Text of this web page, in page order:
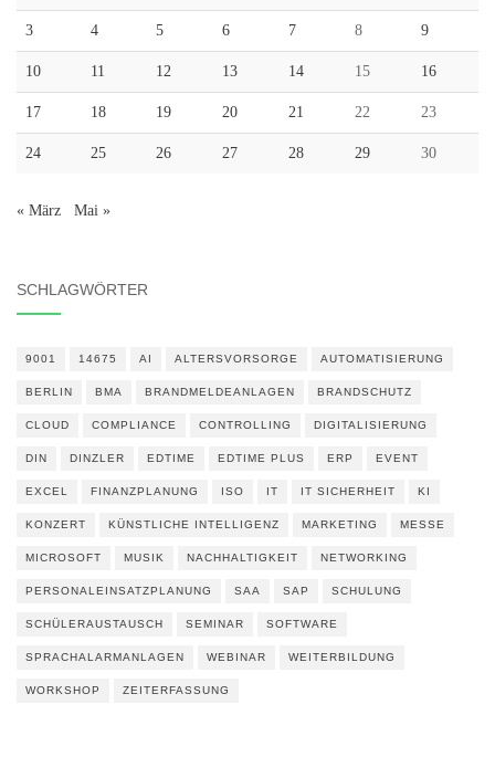
3 4 5 6 7 8 9
10 11 12 13 14 15 16
17 18 19 20 21 22 23
24 25 26 27 28 29 30
« März Mai »
SCHLAGWÖRTER
9001 14675 AI ALTERSVORSORGE AUTOMATISIERUNG
BERLIN BMA BRANDMELDEANLAGEN BRANDSCHUTZ
CLOUD COMPLIANCE CONTROLLING DIGITALISIERUNG
DIN DINZLER EDTIME EDTIME PLUS ERP EVENT
EXCEL FINANZPLANUNG ISO IT IT SICHERHEIT KI
KONZERT KÜNSTLICHE INTELLIGENZ MARKETING MESSE
MICROSOFT MUSIK NACHHALTIGKEIT NETWORKING
PERSONALEINSATZPLANUNG SAA SAP SCHULUNG
SCHÜLERAUSTAUSCH SEMINAR SOFTWARE
SPRACHALARMANLAGEN WEBINAR WEITERBILDUNG
WORKSHOP ZEITERFASSUNG